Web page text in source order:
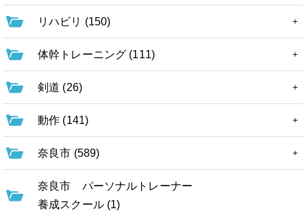
リハビリ (150)
体幹トレーニング (111)
剣道 (26)
動作 (141)
奈良市 (589)
奈良市 パーソナルトレーナー
養成スクール (1)